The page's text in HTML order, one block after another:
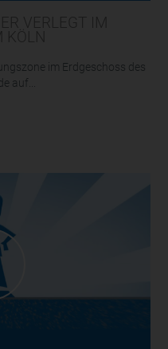
im Erdgeschoss des
auf...